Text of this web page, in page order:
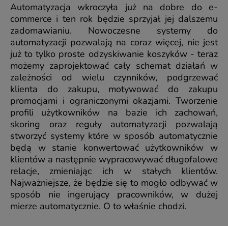
Automatyzacja wkroczyła już na dobre do e-
commerce i ten rok będzie sprzyjał jej dalszemu
zadomawianiu. Nowoczesne systemy do
automatyzacji pozwalają na coraz więcej, nie jest
już to tylko proste odzyskiwanie koszyków - teraz
możemy zaprojektować cały schemat działań w
zależności od wielu czynników, podgrzewać
klienta do zakupu, motywować do zakupu
promocjami i ograniczonymi okazjami. Tworzenie
profili użytkowników na bazie ich zachowań,
skoring oraz reguły automatyzacji pozwalają
stworzyć systemy które w sposób automatycznie
będą w stanie konwertować użytkowników w
klientów a następnie wypracowywać długofalowe
relacje, zmieniając ich w stałych klientów.
Najważniejsze, że będzie się to mogło odbywać w
sposób nie ingerujący pracowników, w dużej
mierze automatycznie. O to właśnie chodzi.